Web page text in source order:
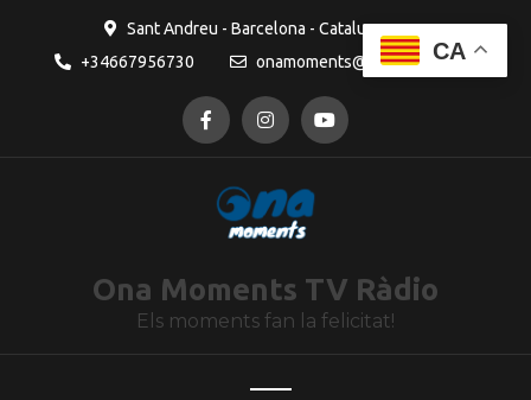
Sant Andreu - Barcelona - Catalunya
+34667956730
onamoments@gmail.com
Ona Moments TV Ràdio
Els moments fan la felicitat!
CA